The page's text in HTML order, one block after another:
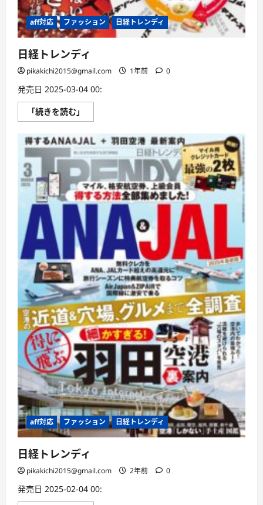
aff対応 ファッション 日経トレンディ
日経トレンディ
pikakichi2015@gmail.com 1年前 0
発売日 2025-03-04 00:
「続きを読む」
経
レ
ン
デ
ィ
に
つ
い
て
さ
ら
む
aff対応 ファッション 日経トレンディ
日経トレンディ
pikakichi2015@gmail.com 2年前 0
発売日 2025-02-04 00: